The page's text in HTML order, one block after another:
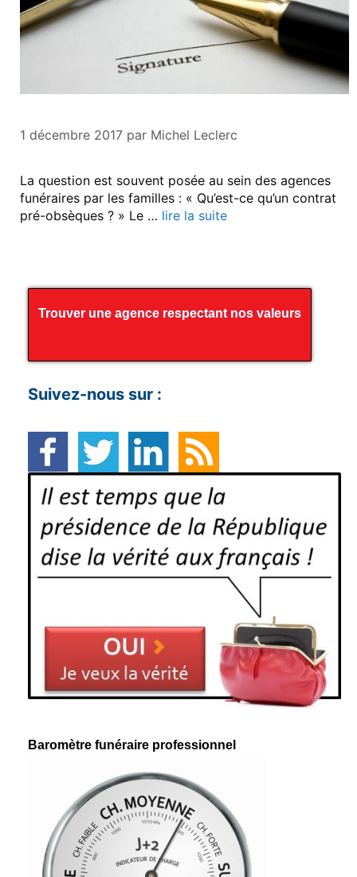
1 décembre 2017 par Michel Leclerc
La question est souvent posée au sein des agences
funéraires par les familles : « Qu’est-ce qu’un contrat
pré-obsèques ? » Le … lire la suite
Trouver une agence respectant nos valeurs
Suivez-nous sur :
Baromètre funéraire professionnel